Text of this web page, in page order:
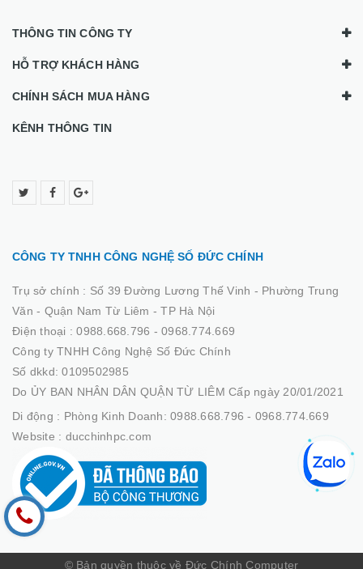
THÔNG TIN CÔNG TY
HỖ TRỢ KHÁCH HÀNG
CHÍNH SÁCH MUA HÀNG
KÊNH THÔNG TIN
CÔNG TY TNHH CÔNG NGHỆ SỐ ĐỨC CHÍNH
Trụ sở chính : Số 39 Đường Lương Thế Vinh - Phường Trung
Văn - Quận Nam Từ Liêm - TP Hà Nội
Điện thoại :0988.668.796 - 0968.774.669
Công ty TNHH Công Nghệ Số Đức Chính
Số dkkd: 0109502985
Do ỦY BAN NHÂN DÂN QUẬN TỪ LIÊM Cấp ngày 20/01/2021
Di động : Phòng Kinh Doanh: 0988.668.796 - 0968.774.669
Website : ducchinhpc.com
© Bản quyền thuộc về Đức Chính Computer